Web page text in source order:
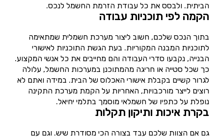
הביתית. ולבסס את כל עבודת הזרמת החשמל לנכס.
הקמה לפי תוכניות עבודה
בתוך הנכס שלכם, חשוב ליצור מערכת חשמלית שמתאימה
לתוכניות המבנה המקוריות. בעת הגשת התוכניות לאישורי
הבנייה, נקבעו סדרי העבודה והם מחייבים את כל אנשי המקצוע.
כך שכל סטייה או חריגה מהמתוכנן במערכות החשמל, עלולה
לגרור קשיים בקבלת אישורי האכלוס של הבית. במידה ואתם לא
רוצים לייצר מורכבויות, האחריות על הקמת מערכת התקינה
נופלת על כתפיו של חשמלאי מוסמך בתלמי יחיאל.
בקרת איכות ותיקון תקלות
גם אם הצוות שלכם עבד בצורה הכי מסודרת שיש. וגם עם